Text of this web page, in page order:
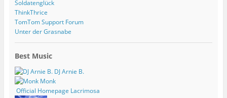
Soldatenglück
ThinkThrice
TomTom Support Forum
Unter der Grasnabe
Best Music
DJ Arnie B.
Monk
Official Homepage Lacrimosa